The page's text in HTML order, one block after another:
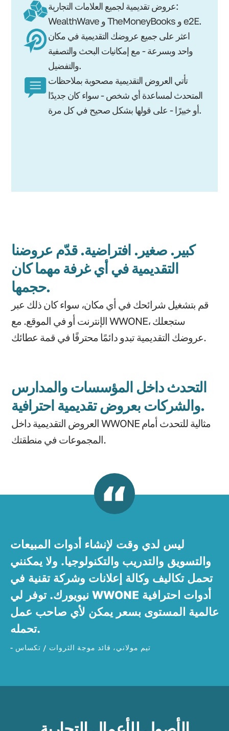
عروض تقديمية لجميع العلامات التجارية:
WealthWave و TheMoneyBooks و e2E.
اعثر على جميع عروضك التقديمية في مكان
واحد وبسرعة - مع إمكانيات البحث والتصفية
والتفضيل.
تأتي العروض التقديمية مصحوبة بملاحظات
المتحدث لمساعدة أي شخص - سواء كان جديدًا
أو خبيرًا - على قولها بشكل صحيح في كل مرة.
كبير. صغير. افتراضية. قدّم عروضنا
التقديمية في أي غرفة مهما كان
حجمها.
قم بتشغيل شرائحك في أي مكان، سواء كان ذلك عبر
الإنترنت أو في الموقع. مع WWONE، ستجعلك
عروضك التقديمية تبدو دائمًا محترفًا في قمة عطائك.
التحدث داخل المؤسسات والمدارس
والشركات بعروض تقديمية احترافية.
العروض التقديمية داخل WWONE مثالية للتحدث أمام
المجموعات في منطقتك.
ليس لدي وقت لإنشاء أدوات المبيعات
والتسويق والتدريب والتكنولوجيا. ولا يمكنني
تحمل تكاليف وكالة إعلانات وشركة تقنية في
نيويورك. توفر لي WWONE أدوات احترافية
عالمية المستوى بسعر يمكن لأي صاحب عمل
تحمله.
- تيم مولاني، قائد موجة الثروات / تكساس